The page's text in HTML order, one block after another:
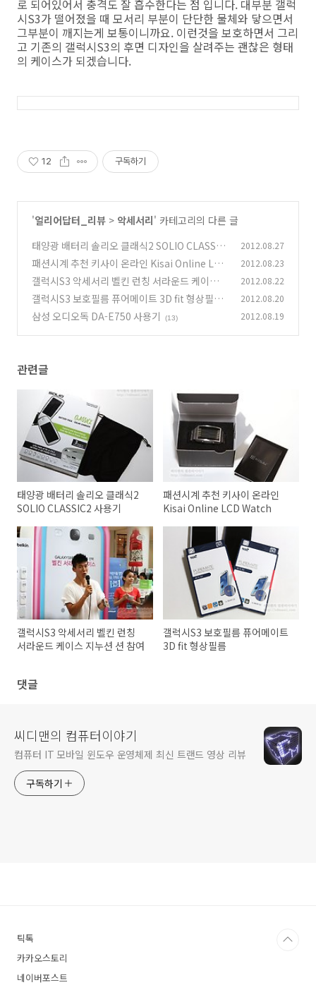
로 되어있어서 충격도 잘 흡수한다는 점 입니다. 대부분 갤럭
시S3가 떨어졌을 때 모서리 부분이 단단한 물체와 닿으면서
그부분이 깨지는게 보통이니까요. 이런것을 보호하면서 그리
고 기존의 갤럭시S3의 후면 디자인을 살려주는 괜찮은 형태
의 케이스가 되겠습니다.
12 구독하기
'얼리어답터_리뷰 > 악세서리' 카테고리의 다른 글
태양광 배터리 솔리오 클래식2 SOLIO CLASSIC
2 사용기
(7)
2012.08.27
패션시계 추천 키사이 온라인 Kisai Online LCD
Watch (6)
2012.08.23
갤럭시S3 악세서리 벨킨 런칭 서라운드 케이스
지누션 션 참여
(7)
2012.08.22
갤럭시S3 보호필름 퓨어메이트 3D fit 형상필름
(11)
2012.08.20
삼성 오디오독 DA-E750 사용기 (13) 2012.08.19
관련글
태양광 배터리 솔리오 클래식2
SOLIO CLASSIC2 사용기
패션시계 추천 키사이 온라인
Kisai Online LCD Watch
갤럭시S3 악세서리 벨킨 런칭
서라운드 케이스 지누션 션 참여
갤럭시S3 보호필름 퓨어메이트
3D fit 형상필름
댓글
씨디맨의 컴퓨터이야기
컴퓨터 IT 모바일 윈도우 운영체제 최신 트랜드 영상 리뷰
구독하기
틱톡
카카오스토리
네이버포스트